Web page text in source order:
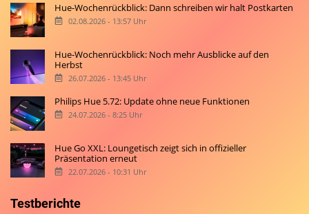
Hue-Wochenrückblick: Dann schreiben wir halt Postkarten
02.08.2026 - 13:57 Uhr
Hue-Wochenrückblick: Noch mehr Ausblicke auf den
Herbst
26.07.2026 - 13:45 Uhr
Philips Hue 5.72: Update ohne neue Funktionen
24.07.2026 - 8:25 Uhr
Hue Go XXL: Loungetisch zeigt sich in offizieller
Präsentation erneut
22.07.2026 - 10:31 Uhr
Testberichte